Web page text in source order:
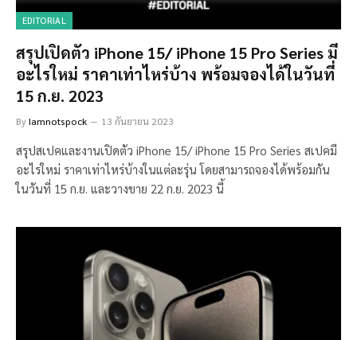
EDITORIAL
สรุปเปิดตัว iPhone 15/ iPhone 15 Pro Series มี
อะไรใหม่ ราคาเท่าไหร่บ้าง พร้อมจองได้ในวันที่
15 ก.ย. 2023
ByIamnotspock 13 กันยายน 2023
สรุปสเปคและงานเปิดตัว iPhone 15/ iPhone 15 Pro Series สเปคมี
อะไรใหม่ ราคาเท่าไหร่บ้างในแต่ละรุ่น โดยสามารถจองได้พร้อมกัน
ในวันที่ 15 ก.ย. และวางขาย 22 ก.ย. 2023 นี้